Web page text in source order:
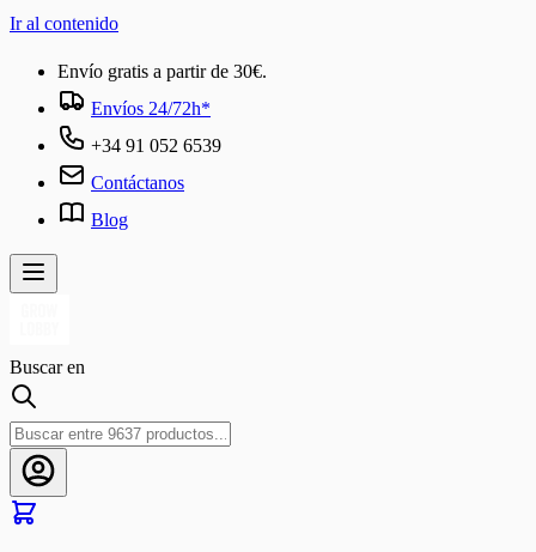
Ir al contenido
Envío gratis a partir de 30€.
Envíos 24/72h*
+34 91 052 6539
Contáctanos
Blog
Buscar en